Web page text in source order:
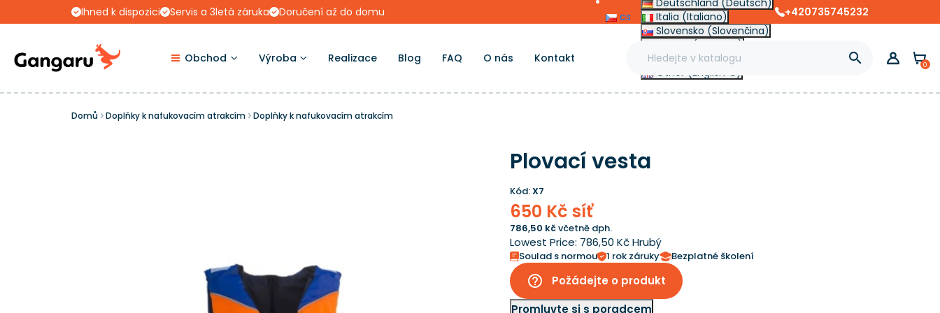
Ihned k dispozici Servis a 3letá záruka Doručení až do domu cs
Deutschland (Deutsch)
Italia (Italiano)
Slovensko (Slovenčina)
France (Français)
Magyarország (Magyar)
Other (English €)
+420735745232
Obchod Výroba Realizace Blog FAQ O nás Kontakt  0
Domů Doplňky k nafukovacím atrakcím Doplňky k nafukovacím atrakcím
Plovací vesta
Kód:X7
650 Kč síť
786,50 kčvčetně dph.
Lowest Price: 786,50 Kč Hrubý
Soulad s normou 1 rok záruky Bezplatné školení
help_outline
Požádejte o produkt
Promluvte si s poradcem